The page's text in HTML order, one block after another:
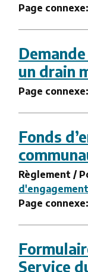
Page connexe:
un drain
Page connexe:
Fonds
Règlement /
Page connexe:
Service